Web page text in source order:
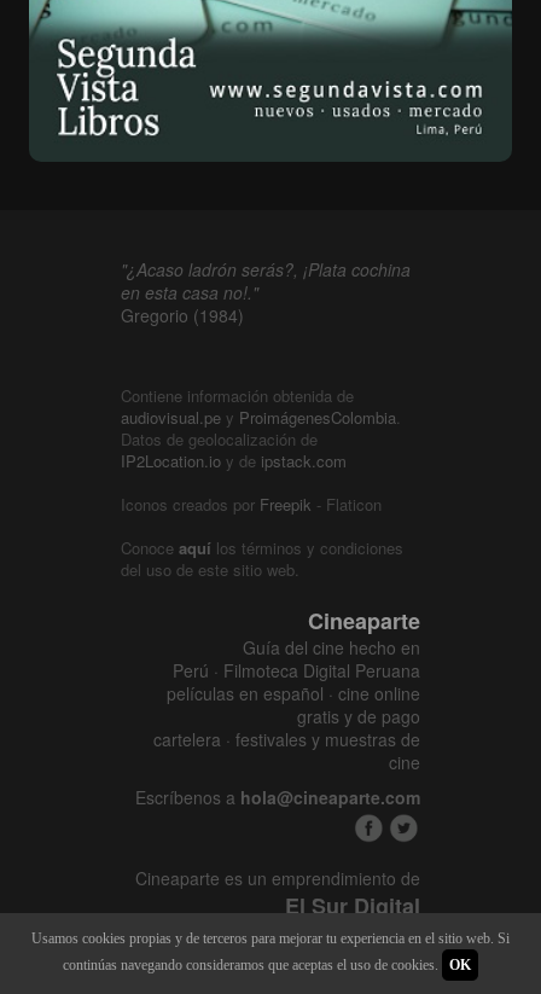
"¿Acaso ladrón serás?, ¡Plata cochina
en esta casa no!."
Gregorio (1984)
Contiene información obtenida de
audiovisual.pe y ProimágenesColombia.
Datos de geolocalización de
IP2Location.io y de ipstack.com
Iconos creados por Freepik - Flaticon
Conoce aquí los términos y condiciones
del uso de este sitio web.
Cineaparte
Guía del cine hecho en
Perú · Filmoteca Digital Peruana
películas en español · cine online
gratis y de pago
cartelera · festivales y muestras de
cine
Escríbenos a hola@cineaparte.com
Cineaparte es un emprendimiento de
El Sur Digital
www.elsurcine.com
Desarrollado porSALA247
Usamos cookies propias y de terceros para mejorar tu experiencia en el sitio web. Si
continúas navegando consideramos que aceptas el uso de cookies.
OK